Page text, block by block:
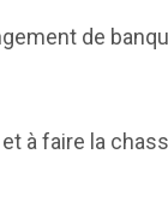
de
à faire la